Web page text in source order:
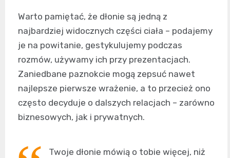
Warto pamiętać, że dłonie są jedną z
najbardziej widocznych części ciała – podajemy
je na powitanie, gestykulujemy podczas
rozmów, używamy ich przy prezentacjach.
Zaniedbane paznokcie mogą zepsuć nawet
najlepsze pierwsze wrażenie, a to przecież ono
często decyduje o dalszych relacjach – zarówno
biznesowych, jak i prywatnych.
Twoje dłonie mówią o tobie więcej, niż